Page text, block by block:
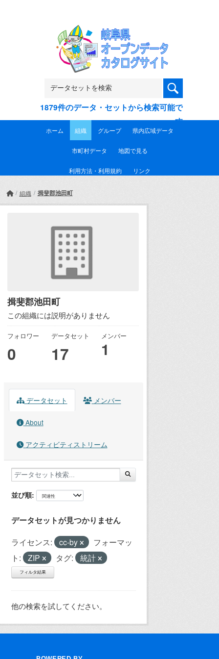
1879件のデータ・セットから検索可能で
す
ホーム 組織 グループ 県内広域データ
市町村データ 地図で見る
利用方法・利用規約 リンク
組織 揖斐郡池田町
揖斐郡池田町
この組織には説明がありません
フォロワー
0
データセット
17
メンバー
1
データセット メンバー
About
アクティビティストリーム
並び順
データセットが見つかりません
ライセンス: cc-by
フォーマッ
ト:
ZIP タグ: 統計
フィルタ結果
他の検索を試してください。